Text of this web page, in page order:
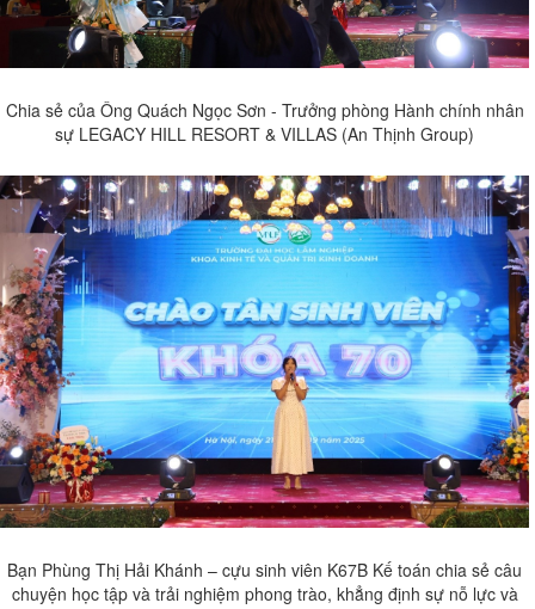
Chia sẻ của Ông Quách Ngọc Sơn - Trưởng phòng Hành chính nhân
sự LEGACY HILL RESORT & VILLAS (An Thịnh Group)
Bạn Phùng Thị Hải Khánh – cựu sinh viên K67B Kế toán chia sẻ câu
chuyện học tập và trải nghiệm phong trào, khẳng định sự nỗ lực và